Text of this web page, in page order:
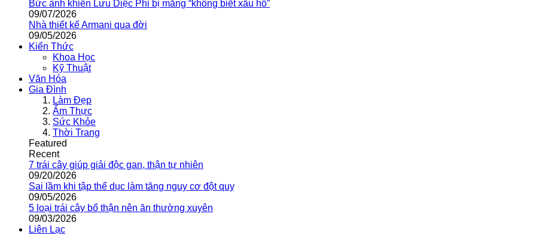
Bức ảnh khiến Lưu Diệc Phi bị mắng “không biết xấu hổ”
09/07/2026
Nhà thiết kế Armani qua đời
09/05/2026
Kiến Thức
Khoa Học
Kỹ Thuật
Văn Hóa
Gia Đình
Làm Đẹp
Ẩm Thực
Sức Khỏe
Thời Trang
Featured
Recent
7 trái cây giúp giải độc gan, thận tự nhiên
09/20/2026
Sai lầm khi tập thể dục làm tăng nguy cơ đột quỵ
09/05/2026
5 loại trái cây bổ thận nên ăn thường xuyên
09/03/2026
Liên Lạc